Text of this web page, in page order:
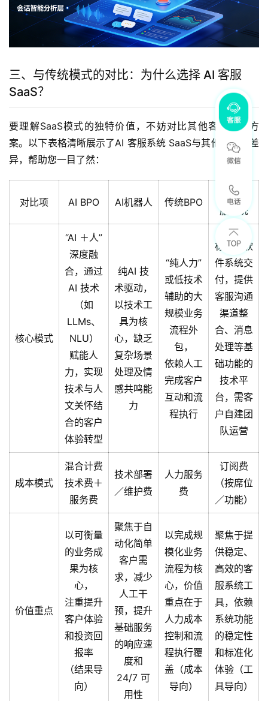
三、与传统模式的对比：为什么选择 AI 客服
SaaS？
要理解SaaS模式的独特价值，不妨对比其他客服解决方
案。以下表格清晰展示了AI 客服系统 SaaS与其他模式的差
异，帮助您一目了然：
对比项 AI BPO AI机器人 传统BPO
SaaS客
服系统
核心模式
“AI ＋人”
深度融
合，通过
AI 技术
（如
LLMs、
NLU）
赋能人
力，实现
技术与人
文关怀结
合的客户
体验转型
纯AI 技
术驱动，
以技术工
具为核
心，缺乏
复杂场景
处理及情
感共鸣能
力
“纯人力”
或低技术
辅助的大
规模业务
流程外
包，
依赖人工
完成客户
互动和流
程执行
标准化软
件系统交
付，提供
客服沟通
渠道整
合、消息
处理等基
础功能的
技术平
台，需客
户自建团
队运营
成本模式
混合计费
技术费＋
服务费
技术部署
／维护费
人力服务
费
订阅费
（按席位
／功能）
价值重点
以可衡量
的业务成
果为核
心，
注重提升
客户体验
和投资回
报率
（结果导
向）
聚焦于自
动化简单
客户需
求，减少
人工干
预，提升
基础服务
的响应速
度和
24/7 可
用性
以完成规
模化业务
流程为核
心，价值
重点在于
人力成本
控制和流
程执行覆
盖（成本
导向）
聚焦于提
供稳定、
高效的客
服系统工
具，依赖
系统功能
的稳定性
和标准化
体验（工
具导向）